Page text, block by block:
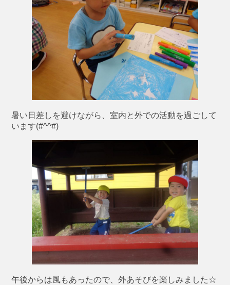
暑い日差しを避けながら、室内と外での活動を過ごして
います(#^^#)
午後からは風もあったので、外あそびを楽しみました☆